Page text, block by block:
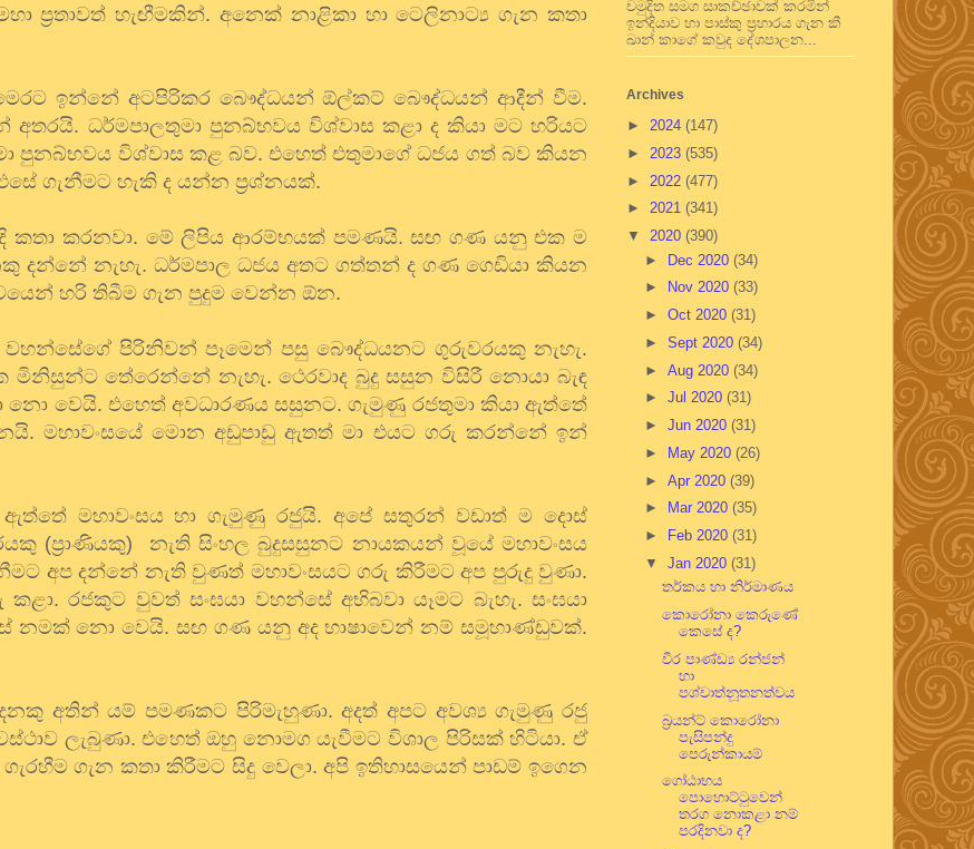
ප්‍රතාවත් හැඟීමකින්. අනෙක් නාළිකා හා ටෙලිනාට්‍ය ගැන කතා
ඉන්නේ අටපිරිකර බෞද්ධයන් ඕල්කට් බෞද්ධයන් ආදීන් වීම.
ධර්මපාලතුමා පුනබ්භවය විශ්වාස කළා ද කියා මට හරියට
පුනබ්භවය විශ්වාස කළ බව. එහෙත් එතුමාගේ ධජය ගත් බව කියන
ගැනීමට හැකි ද යන්න ප්‍රශ්නයක්.
කතා කරනවා. මේ ලිපිය ආරම්භයක් පමණයි. සඟ ගණ යනු එක ම
නැහැ. ධර්මපාල ධජය අතට ගත්තන් ද ගණ ගෙඩියා කියන
හරි තිබීම ගැන පුදුම වෙන්න ඕන.
පිරිනිවන් පෑමෙන් පසු බෞද්ධයනට ගුරුවරයකු නැහැ.
තේරෙන්නේ නැහැ. ථෙරවාද බුදු සසුන විසිරී නොයා බැඳ
නො වෙයි. එහෙත් අවධාරණය සසුනට. ගැමුණු රජතුමා කියා ඇත්තේ
මහාවංසයේ මොන අඩුපාඩු ඇතත් මා එයට ගරු කරන්නේ ඉන්
මහාවංසය හා ගැමුණු රජුයි. අපේ සතුරන් වඩාත් ම දොස්
(ප්‍රාණියකු) නැති සිංහල බුදුසසුනට නායකයන් වූයේ මහාවංසය
අප දන්නේ නැති වුණත් මහාවංසයට ගරු කිරීමට අප පුරුදු වුණා.
රජකුට වුවත් සංඝයා වහන්සේ අභිබවා යෑමට බැහැ. සංඝයා
නමක් නො වෙයි. සඟ ගණ යනු අද භාෂාවෙන් නම් සමූහාණ්ඩුවක්.
අතින් යම් පමණකට පිරිමැහුණා. අදත් අපට අවශ්‍ය ගැමුණු රජු
ලැබුණා. එහෙත් ඔහු නොමග යැවීමට විශාල පිරිසක් හිටියා. ඒ
ගැන කතා කිරීමට සිදු වෙලා. අපි ඉතිහාසයෙන් පාඩම් ඉගෙන
චමුදිත සමග සාකච්ඡාවක් කරමින්
ඉන්දියාව හා පාස්කු ප්‍රහාරය ගැන කී
ඛාන් කාගේ කවුද දේශපාලන...
Archives
► 2024 (147)
► 2023 (535)
► 2022 (477)
► 2021 (341)
▼ 2020 (390)
► Dec 2020 (34)
►
Nov 2020 (33)
► Oct 2020 (31)
► Sept 2020 (34)
► Aug 2020 (34)
► Jul 2020 (31)
► Jun 2020 (31)
►
May 2020 (26)
► Apr 2020 (39)
►
Mar 2020 (35)
►
Feb 2020 (31)
▼ Jan 2020 (31)
තර්කය හා නිර්මාණය
කොරෝනා කෙරුණේ
කෙසේ ද?
වීර පාණ්ඩ්‍ය රන්ජන්
හා
පශ්චාත්නූතනත්වය
බ්‍රයන්ට් කොරෝනා
පැසිපන්දු
පෙරුන්කායම්
ගෝඨාභය
පොහොට්ටුවෙන්
තරග නොකළා නම්
පරදිනවා ද?